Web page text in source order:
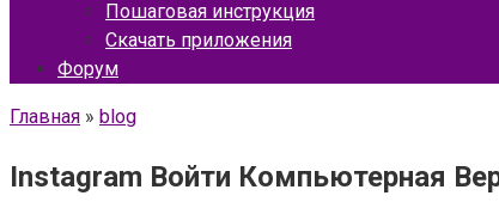
Пошаговая инструкция
Скачать приложения
Форум
Главная » blog
Instagram Войти Компьютерная